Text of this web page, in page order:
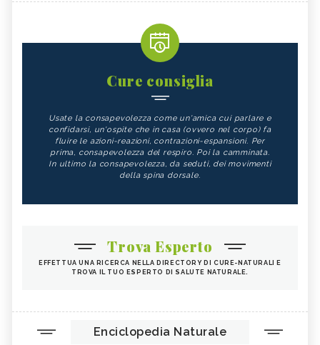
Cure consiglia
Usate la consapevolezza come un'amica cui parlare e
confidarsi, un'ospite che in casa (ovvero nel corpo) fa
fluire le azioni-reazioni, contrazioni-espansioni. Per
prima, consapevolezza del respiro. Poi la camminata.
In ultimo la consapevolezza, da seduti, dei movimenti
della spina dorsale.
Trova Esperto
EFFETTUA UNA RICERCA NELLA DIRECTORY DI CURE-NATURALI E
TROVA IL TUO ESPERTO DI SALUTE NATURALE.
Enciclopedia Naturale